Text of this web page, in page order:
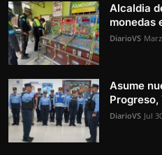
Alcaldia
monedas
DiarioVS
Asume
Progreso,
DiarioVS Jul